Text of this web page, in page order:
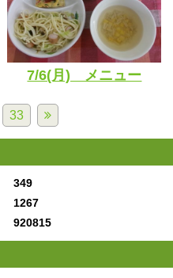
7/6(月) メニュー
33
349
1267
920815